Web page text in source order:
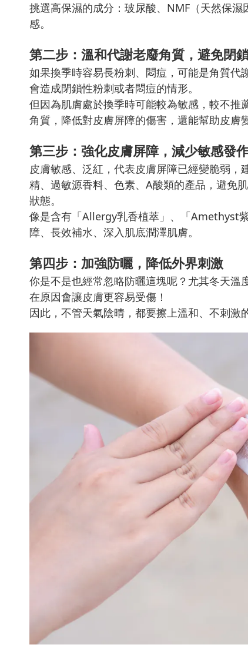
挑選高保濕的成分：玻尿酸、NMF（天然保
感。
第二步：溫和代謝老廢角質，避免閉
如果換季時容易長粉刺、悶痘，可能是角質
會造成閉鎖性粉刺或者悶痘的情形。
但因為肌膚處於換季時可能較為敏感，較不
角質，降低對皮膚屏障的傷害，還能幫助皮膚
第三步：強化皮膚屏障，減少敏感發
皮膚敏感、泛紅，代表皮膚屏障已經變脆弱
精、過敏源香料、色素、A酸類的產品，避免
狀態。
像是含有「Allergy乳香植萃」、「Amethyst
障、長效補水、深入肌底潤澤肌膚。
第四步：加強防曬，降低外界刺激
你是不是也經常忽略防曬這塊呢？尤其冬天
在原因會讓皮膚更容易受傷！
因此，不管天氣陰晴，都要擦上溫和、不刺激